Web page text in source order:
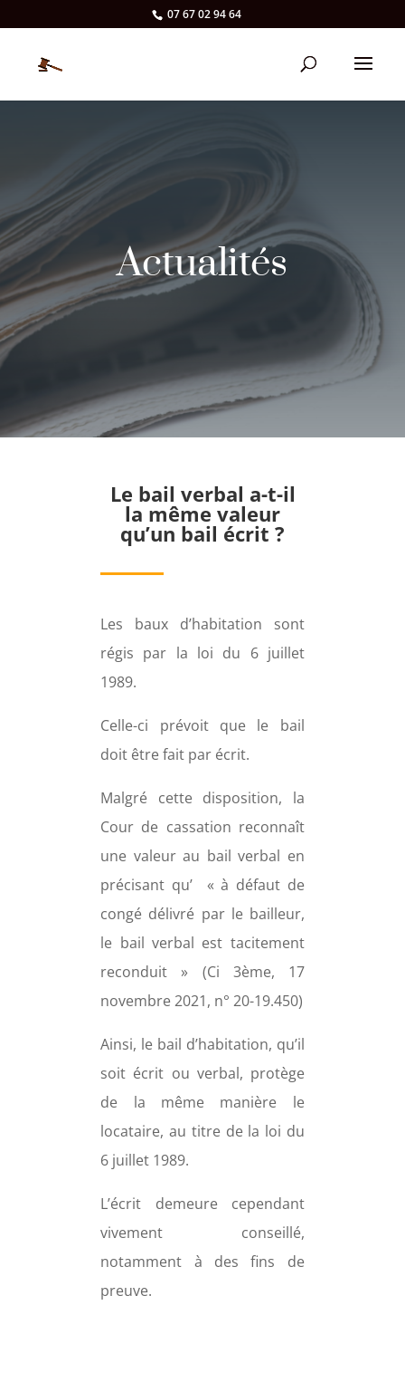
07 67 02 94 64
Actualités
Le bail verbal a-t-il
la même valeur
qu’un bail écrit ?
Les baux d’habitation sont
régis par la loi du 6 juillet
1989.
Celle-ci prévoit que le bail
doit être fait par écrit.
Malgré cette disposition, la
Cour de cassation reconnaît
une valeur au bail verbal en
précisant qu’ « à défaut de
congé délivré par le bailleur,
le bail verbal est tacitement
reconduit » (Ci 3ème, 17
novembre 2021, n° 20-19.450)
Ainsi, le bail d’habitation, qu’il
soit écrit ou verbal, protège
de la même manière le
locataire, au titre de la loi du
6 juillet 1989.
L’écrit demeure cependant
vivement conseillé,
notamment à des fins de
preuve.